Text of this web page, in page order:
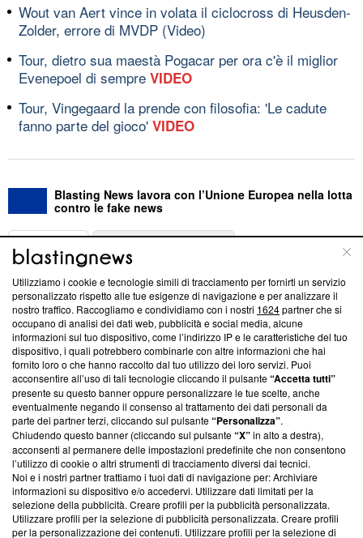
Wout van Aert vince in volata il ciclocross di Heusden-
Zolder, errore di MVDP (Video)
Tour, dietro sua maestà Pogacar per ora c'è il miglior
Evenepoel di sempre VIDEO
Tour, Vingegaard la prende con filosofia: 'Le cadute
fanno parte del gioco' VIDEO
Blasting News lavora con l’Unione Europea nella lotta
contro le fake news
ABOUT
Questa sezione offre informazioni trasparenti su Blasting
News, sui nostri processi editoriali e su come ci impegniamo a
creare news di qualità. Inoltre, afferma la nostra aderenza a
‘Trust Project - News with Integrity’Blasting News non è
ancora membro del programma, ma ha richiesto di farne
parte; Trust Project non ha ancora effettuato una verifica di
conformità agli standard.
Su di noi
Team editoriale
Corporate
Redazione
Utilizziamo i cookie e tecnologie simili di tracciamento per fornirti un servizio
personalizzato rispetto alle tue esigenze di navigazione e per analizzare il
nostro traffico. Raccogliamo e condividiamo con i nostri 1624partner che si
occupano di analisi dei dati web, pubblicità e social media, alcune
informazioni sul tuo dispositivo, come l’indirizzo IP e le caratteristiche del tuo
dispositivo, i quali potrebbero combinarle con altre informazioni che hai
fornito loro o che hanno raccolto dal tuo utilizzo dei loro servizi. Puoi
acconsentire all’uso di tali tecnologie cliccando il pulsante“Accetta tutti”
presente su questo banner oppure personalizzare le tue scelte, anche
eventualmente negando il consenso al trattamento dei dati personali da
parte dei partner terzi, cliccando sul pulsante“Personalizza”.
Chiudendo questo banner (cliccando sul pulsante“X”in alto a destra),
acconsenti al permanere delle impostazioni predefinite che non consentono
l’utilizzo di cookie o altri strumenti di tracciamento diversi dai tecnici.
Noi e i nostri partner trattiamo i tuoi dati di navigazione per: Archiviare
informazioni su dispositivo e/o accedervi. Utilizzare dati limitati per la
selezione della pubblicità. Creare profili per la pubblicità personalizzata.
Utilizzare profili per la selezione di pubblicità personalizzata. Creare profili
per la personalizzazione dei contenuti. Utilizzare profili per la selezione di